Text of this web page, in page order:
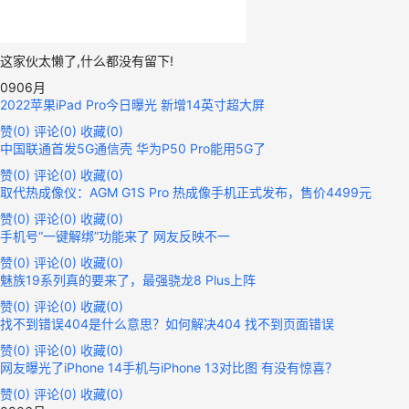
这家伙太懒了,什么都没有留下!
0906月
2022苹果iPad Pro今日曝光 新增14英寸超大屏
赞(0) 评论(0) 收藏(0)
中国联通首发5G通信壳 华为P50 Pro能用5G了
赞(0) 评论(0) 收藏(0)
取代热成像仪：AGM G1S Pro 热成像手机正式发布，售价4499元
赞(0) 评论(0) 收藏(0)
手机号“一键解绑”功能来了 网友反映不一
赞(0) 评论(0) 收藏(0)
魅族19系列真的要来了，最强骁龙8 Plus上阵
赞(0) 评论(0) 收藏(0)
找不到错误404是什么意思？如何解决404 找不到页面错误
赞(0) 评论(0) 收藏(0)
网友曝光了iPhone 14手机与iPhone 13对比图 有没有惊喜？
赞(0) 评论(0) 收藏(0)